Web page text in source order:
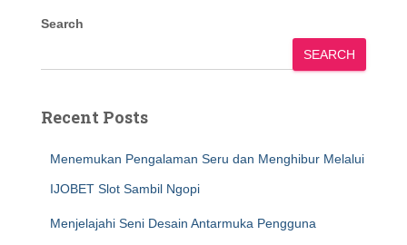
Search
SEARCH
Recent Posts
Menemukan Pengalaman Seru dan Menghibur Melalui
IJOBET Slot Sambil Ngopi
Menjelajahi Seni Desain Antarmuka Pengguna